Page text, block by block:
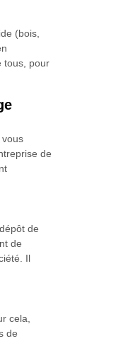
(bois,
tous, pour
vous
de
de
de
Il
cela,
de